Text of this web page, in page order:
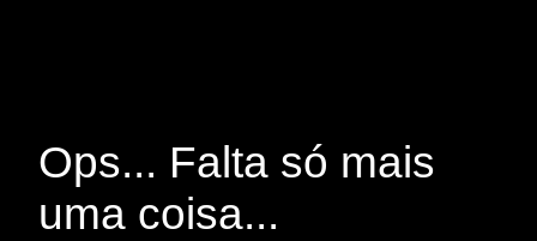
Ops... Falta só mais
uma coisa...